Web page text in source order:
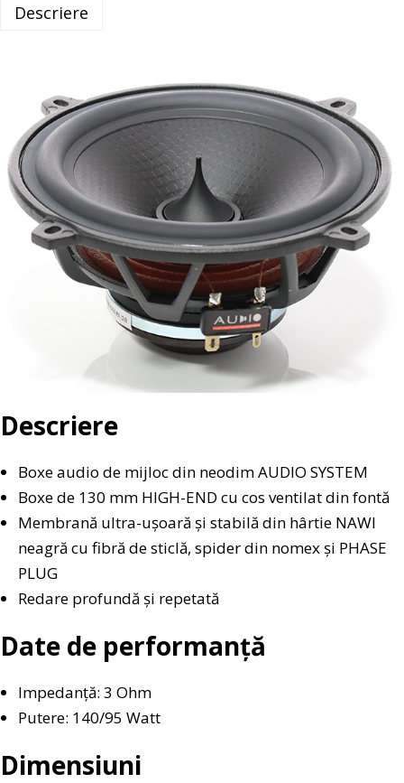
Descriere
Descriere
Boxe audio de mijloc din neodim AUDIO SYSTEM
Boxe de 130 mm HIGH-END cu cos ventilat din fontă
Membrană ultra-ușoară și stabilă din hârtie NAWI
neagră cu fibră de sticlă, spider din nomex și PHASE
PLUG
Redare profundă și repetată
Date de performanță
Impedanță: 3 Ohm
Putere: 140/95 Watt
Dimensiuni